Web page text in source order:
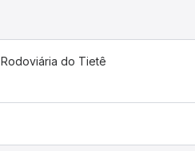
do Tietê